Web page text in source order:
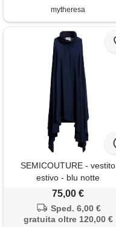
mytheresa
SEMICOUTURE - vestito
estivo - blu notte
75,00 €
Sped. 6,00 €
gratuita oltre 120,00 €